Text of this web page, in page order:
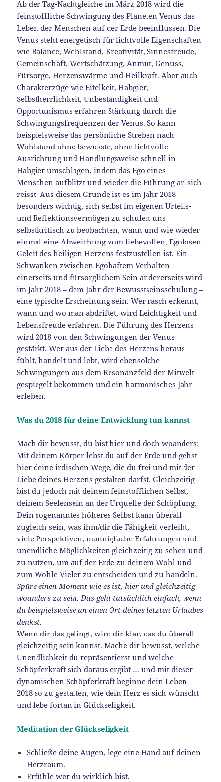
Ab der Tag-Nachtgleiche im März 2018 wird die
feinstoffliche Schwingung des Planeten Venus das
Leben der Menschen auf der Erde beeinflussen. Die
Venus steht energetisch für lichtvolle Eigenschaften
wie Balance, Wohlstand, Kreativität, Sinnesfreude,
Gemeinschaft, Wertschätzung, Anmut, Genuss,
Fürsorge, Herzenswärme und Heilkraft. Aber auch
Charakterzüge wie Eitelkeit, Habgier,
Selbstherrlichkeit, Unbeständigkeit und
Opportunismus erfahren Stärkung durch die
Schwingungsfrequenzen der Venus. So kann
beispielsweise das persönliche Streben nach
Wohlstand ohne bewusste, ohne lichtvolle
Ausrichtung und Handlungsweise schnell in
Habgier umschlagen, indem das Ego eines
Menschen aufblitzt und wieder die Führung an sich
reisst. Aus diesem Grunde ist es im Jahr 2018
besonders wichtig, sich selbst im eigenen Urteils-
und Reflektionsvermögen zu schulen uns
selbstkritisch zu beobachten, wann und wie wieder
einmal eine Abweichung vom liebevollen, Egolosen
Geleit des heiligen Herzens festzustellen ist. Ein
Schwanken zwischen Egohaftem Verhalten
einerseits und fürsorglichem Sein andererseits wird
im Jahr 2018 – dem Jahr der Bewusstseinsschulung –
eine typische Erscheinung sein. Wer rasch erkennt,
wann und wo man abdriftet, wird Leichtigkeit und
Lebensfreude erfahren. Die Führung des Herzens
wird 2018 von den Schwingungen der Venus
gestärkt. Wer aus der Liebe des Herzens heraus
fühlt, handelt und lebt, wird ebensolche
Schwingungen aus dem Resonanzfeld der Mitwelt
gespiegelt bekommen und ein harmonisches Jahr
erleben.
Was du 2018 für deine Entwicklung tun kannst
Mach dir bewusst, du bist hier und doch woanders:
Mit deinem Körper lebst du auf der Erde und gehst
hier deine irdischen Wege, die du frei und mit der
Liebe deines Herzens gestalten darfst. Gleichzeitig
bist du jedoch mit deinem feinstofflichen Selbst,
deinem Seelensein an der Urquelle der Schöpfung.
Dein sogenanntes höheres Selbst kann überall
zugleich sein, was ihm/dir die Fähigkeit verleiht,
viele Perspektiven, mannigfache Erfahrungen und
unendliche Möglichkeiten gleichzeitig zu sehen und
zu nutzen, um auf der Erde zu deinem Wohl und
zum Wohle Vieler zu entscheiden und zu handeln.
Spüre einen Moment wie es ist, hier und gleichzeitig
woanders zu sein. Das geht tatsächlich einfach, wenn
du beispielsweise an einen Ort deines letzten Urlaubes
denkst.
Wenn dir das gelingt, wird dir klar, das du überall
gleichzeitig sein kannst. Mache dir bewusst, welche
Unendlichkeit du repräsentierst und welche
Schöpferkraft sich daraus ergibt … und mit dieser
dynamischen Schöpferkraft beginne dein Leben
2018 so zu gestalten, wie dein Herz es sich wünscht
und lebe fortan in Glückseligkeit.
Meditation der Glückseligkeit
Schließe deine Augen, lege eine Hand auf deinen
Herzraum.
Erfühle wer du wirklich bist.